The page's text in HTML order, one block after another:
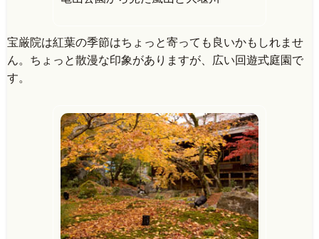
宝厳院は紅葉の季節はちょっと寄っても良いかもしれませ
ん。ちょっと散漫な印象がありますが、広い回遊式庭園で
す。